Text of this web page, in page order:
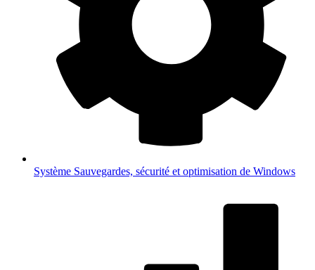
Système Sauvegardes, sécurité et optimisation de Windows